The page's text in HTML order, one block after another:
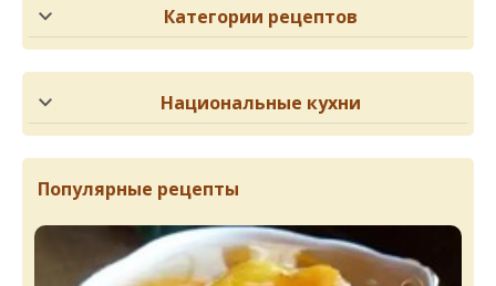
Категории рецептов
Национальные кухни
Популярные рецепты